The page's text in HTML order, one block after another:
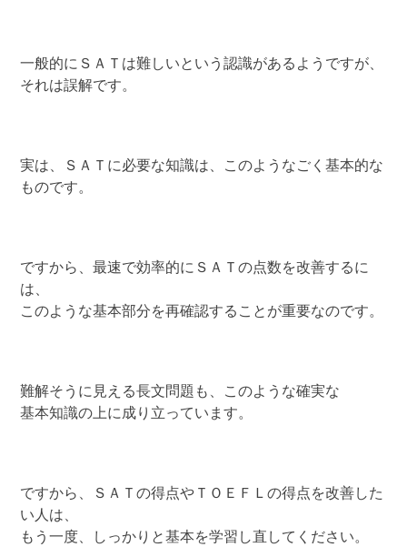
一般的にＳＡＴは難しいという認識があるようですが、
それは誤解です。
実は、ＳＡＴに必要な知識は、このようなごく基本的な
ものです。
ですから、最速で効率的にＳＡＴの点数を改善するに
は、
このような基本部分を再確認することが重要なのです。
難解そうに見える長文問題も、このような確実な
基本知識の上に成り立っています。
ですから、ＳＡＴの得点やＴＯＥＦＬの得点を改善した
い人は、
もう一度、しっかりと基本を学習し直してください。